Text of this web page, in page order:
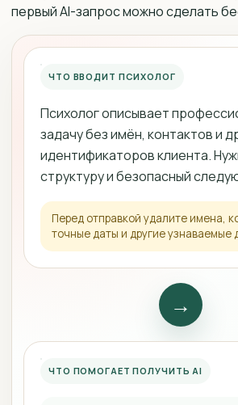
первый AI-запрос можно сделать
ЧТО ВВОДИТ ПСИХОЛОГ
Психолог описывает
задачу без имён, контактов и
идентификаторов клиента.
структуру и безопасный
Перед отправкой удалите имена,
точные даты и другие узнаваемые
→
ЧТО ПОМОГАЕТ ПОЛУЧИТЬ AI